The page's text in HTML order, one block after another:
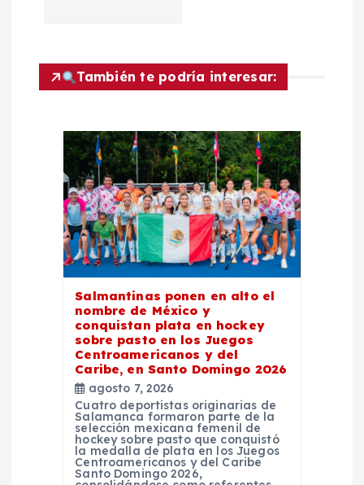
ó
n
También te podría interesar:
Salmantinas ponen en alto el
nombre de México y
conquistan plata en hockey
sobre pasto en los Juegos
Centroamericanos y del
Caribe, en Santo Domingo 2026
agosto 7, 2026
Cuatro deportistas originarias de
Salamanca formaron parte de la
selección mexicana femenil de
hockey sobre pasto que conquistó
la medalla de plata en los Juegos
Centroamericanos y del Caribe
Santo Domingo 2026,